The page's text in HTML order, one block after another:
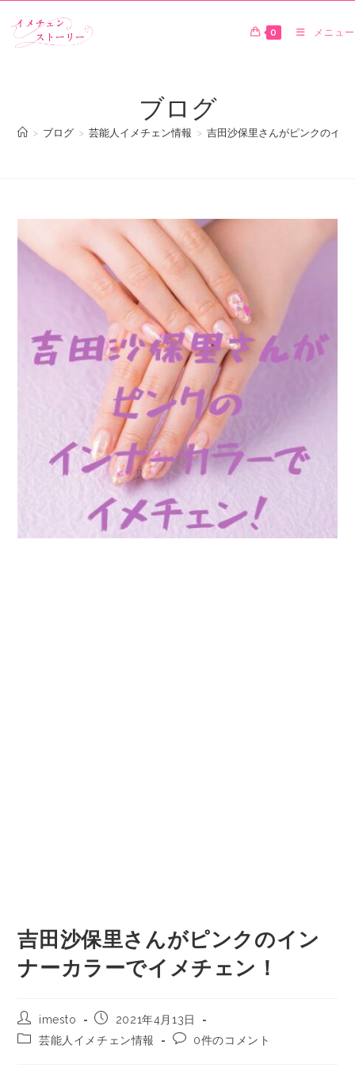
0 メニュー
ブログ
> ブログ > 芸能人イメチェン情報 > 吉田沙保里さんがピンクのイ
吉田沙保里さんがピンクのイン
ナーカラーでイメチェン！
imesto
2021年4月13日
芸能人イメチェン情報
0件のコメント